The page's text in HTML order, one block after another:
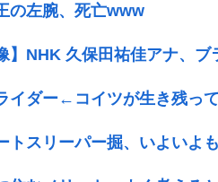
の左腕、死亡www
】NHK 久保田祐佳アナ、
イダー←コイツが生き残っ
トスリーパー掘、いよいよ